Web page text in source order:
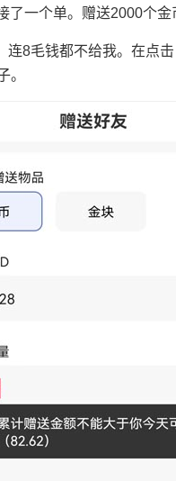
了一个单。赠送2000个
8毛钱都不给我。在点
。